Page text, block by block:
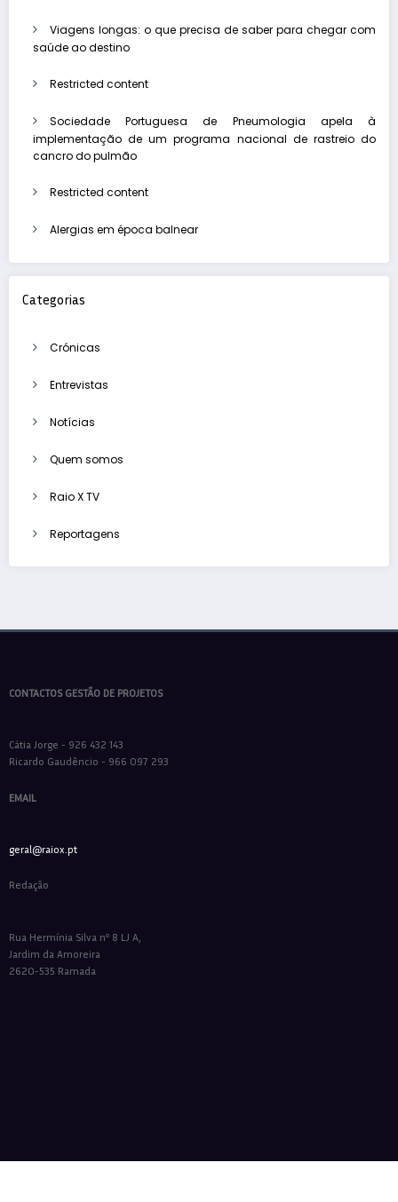
Viagens longas: o que precisa de saber para chegar com
saúde ao destino
Restricted content
Sociedade Portuguesa de Pneumologia apela à
implementação de um programa nacional de rastreio do
cancro do pulmão
Restricted content
Alergias em época balnear
Categorias
Crónicas
Entrevistas
Notícias
Quem somos
Raio X TV
Reportagens
CONTACTOS GESTÃO DE PROJETOS
Cátia Jorge - 926 432 143
Ricardo Gaudêncio - 966 097 293
EMAIL
geral@raiox.pt
Redação
Rua Hermínia Silva nº 8 LJ A,
Jardim da Amoreira
2620-535 Ramada